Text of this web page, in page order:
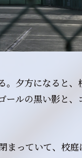
。夕方になると
ルの黒い影と
まっていて、校